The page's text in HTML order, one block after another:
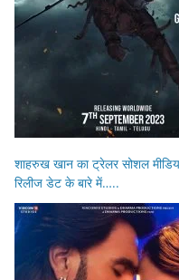
शाहरुख खान का ट्रेलर सोशल
रिलीज डेट के बारे में…..